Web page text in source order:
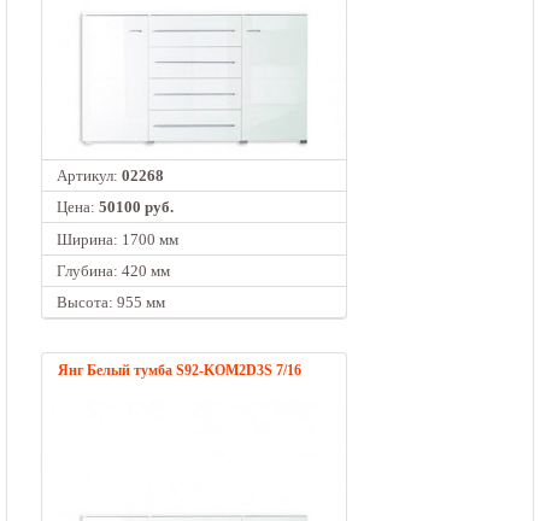
Артикул: 02268
Цена: 50100 руб.
Ширина: 1700 мм
Глубина: 420 мм
Высота: 955 мм
Янг Белый тумба S92-KOM2D3S 7/16